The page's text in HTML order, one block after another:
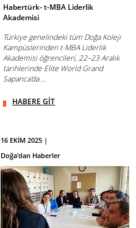
Habertürk- t-MBA Liderlik
Akademisi
Türkiye genelindeki tüm Doğa Koleji
Kampüslerinden t-MBA Liderlik
Akademisi öğrencileri, 22–23 Aralık
tarihlerinde Elite World Grand
Sapanca'da ...
HABERE GİT
16 EKİM 2025 |
Doğa'dan Haberler